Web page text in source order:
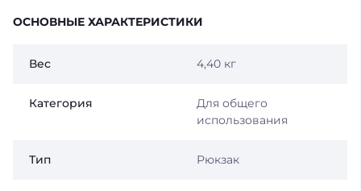
ОСНОВНЫЕ ХАРАКТЕРИСТИКИ
Вес 4,40 кг
Категория
Для общего
использования
Тип Рюкзак